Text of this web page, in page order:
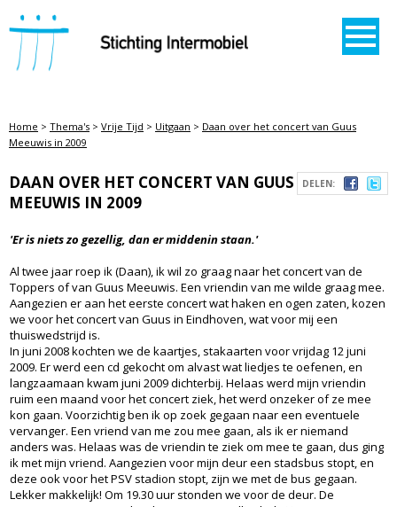
STICHTING INTERMOBIEL
Home > Thema's > Vrije Tijd > Uitgaan > Daan over het concert van Guus
Meeuwis in 2009
DELEN:
DAAN OVER HET CONCERT VAN GUUS
MEEUWIS IN 2009
'Er is niets zo gezellig, dan er middenin staan.'
Al twee jaar roep ik (Daan), ik wil zo graag naar het concert van de
Toppers of van Guus Meeuwis. Een vriendin van me wilde graag mee.
Aangezien er aan het eerste concert wat haken en ogen zaten, kozen
we voor het concert van Guus in Eindhoven, wat voor mij een
thuiswedstrijd is.
In juni 2008 kochten we de kaartjes, stakaarten voor vrijdag 12 juni
2009. Er werd een cd gekocht om alvast wat liedjes te oefenen, en
langzaamaan kwam juni 2009 dichterbij. Helaas werd mijn vriendin
ruim een maand voor het concert ziek, het werd onzeker of ze mee
kon gaan. Voorzichtig ben ik op zoek gegaan naar een eventuele
vervanger. Een vriend van me zou mee gaan, als ik er niemand
anders was. Helaas was de vriendin te ziek om mee te gaan, dus ging
ik met mijn vriend. Aangezien voor mijn deur een stadsbus stopt, en
deze ook voor het PSV stadion stopt, zijn we met de bus gegaan.
Lekker makkelijk! Om 19.30 uur stonden we voor de deur. De